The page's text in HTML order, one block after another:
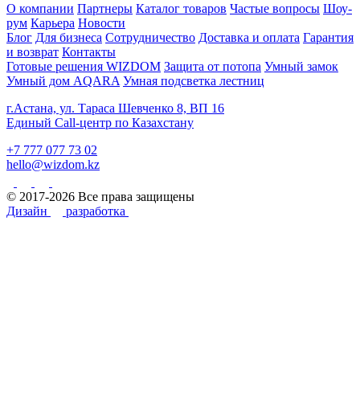
О компании Партнеры Каталог товаров Частые вопросы Шоу-
рум Карьера Новости
Блог Для бизнеса Сотрудничество Доставка и оплата Гарантия
и возврат Контакты
Готовые решения WIZDOM Защита от потопа Умный замок
Умный дом AQARA Умная подсветка лестниц
г.Астана, ул. Тараса Шевченко 8, ВП 16
Единый Call-центр по Казахстану
+7 777 077 73 02
hello@wizdom.kz
© 2017-2026 Все права защищены
Дизайн
разработка